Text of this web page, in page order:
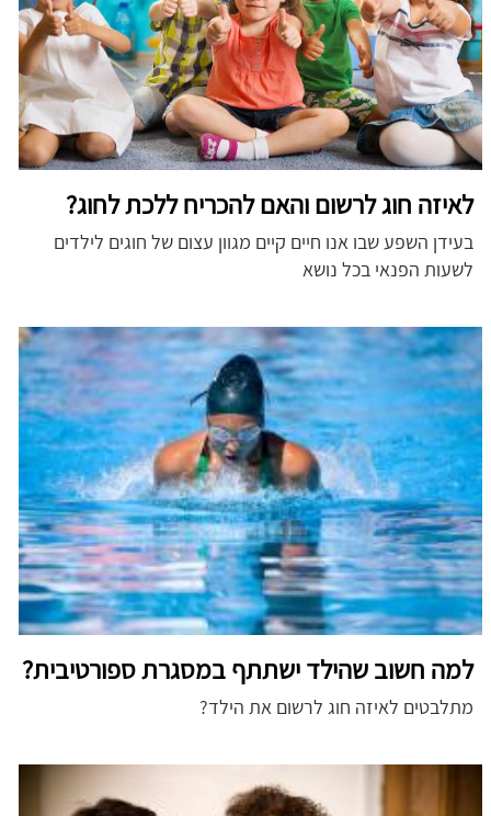
לאיזה חוג לרשום והאם להכריח ללכת לחוג?
בעידן השפע שבו אנו חיים קיים מגוון עצום של חוגים לילדים
לשעות הפנאי בכל נושא
למה חשוב שהילד ישתתף במסגרת ספורטיבית?
מתלבטים לאיזה חוג לרשום את הילד?